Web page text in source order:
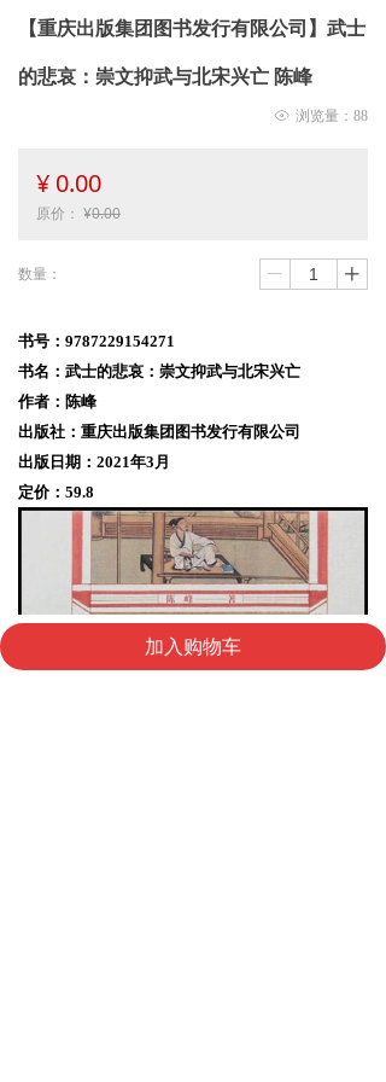
【重庆出版集团图书发行有限公司】武士
的悲哀：崇文抑武与北宋兴亡 陈峰
ꁖ 浏览量： 88
书号：9787229154271
书名：武士的悲哀：崇文抑武与北宋兴亡
作者：陈峰
出版社 ： 重庆出版集团图书发行有限公司
出版日期：2021年3月
定价：59.8
¥ 0.00
原价： ¥0.00
加入购物车
数量： ꄷ ꄸ
낙
购物车